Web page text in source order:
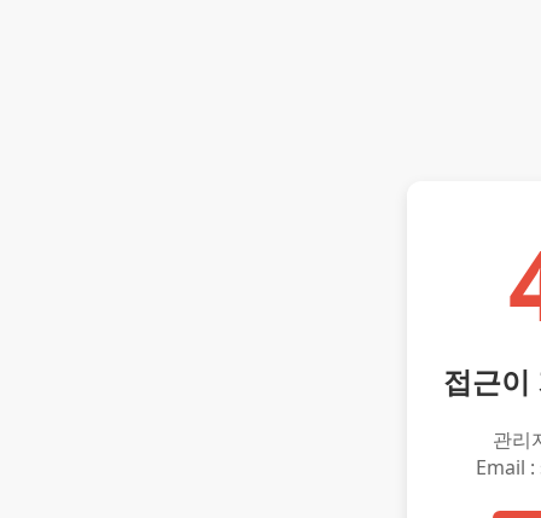
접근이
관리
Email